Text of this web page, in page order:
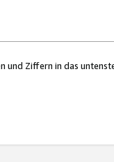
und Ziffern in das